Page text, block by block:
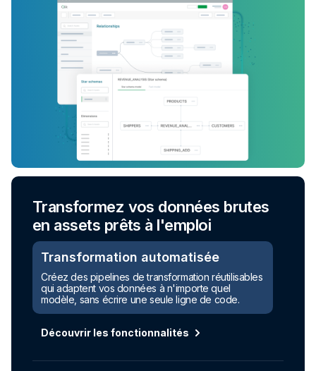
Transformez vos données brutes
en assets prêts à l'emploi
Transformation automatisée
Créez des pipelines de transformation réutilisables
qui adaptent vos données à n'importe quel
modèle, sans écrire une seule ligne de code.
Découvrir les fonctionnalités